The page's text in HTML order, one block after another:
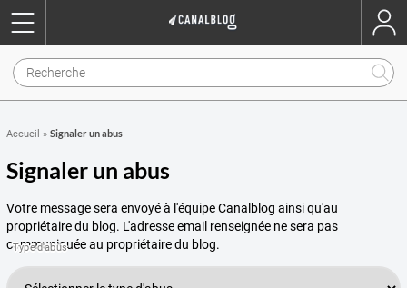
Accueil » Signaler un abus
Signaler un abus
Votre message sera envoyé à l'équipe Canalblog ainsi qu'au
propriétaire du blog. L'adresse email renseignée ne sera pas
communiquée au propriétaire du blog.